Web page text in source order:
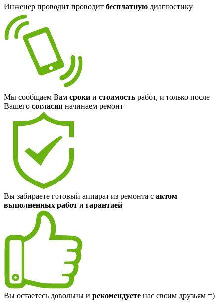
Инженер проводит проводит бесплатную диагностику
Мы сообщаем Вам сроки и стоимость работ, и только после
Вашего согласия начинаем ремонт
Вы забираете готовый аппарат из ремонта с актом
выполненных работ и гарантией
Вы остаетесь довольны и рекомендуете нас своим друзьям =)